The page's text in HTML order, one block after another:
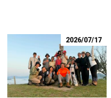
2026/07/17